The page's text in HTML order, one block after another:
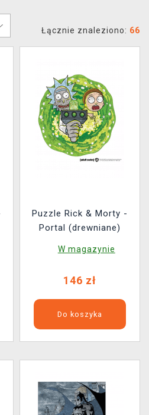
Łącznie znaleziono: 66
Puzzle Rick & Morty -
Portal (drewniane)
W magazynie
146 zł
Do koszyka